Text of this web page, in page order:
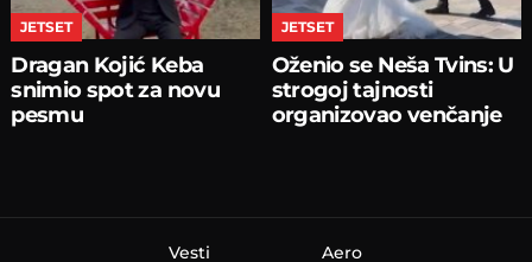
JETSET
Dragan Kojić Keba
snimio spot za novu
pesmu
JETSET
Oženio se Neša Tvins: U
strogoj tajnosti
organizovao venčanje
Vesti Aero